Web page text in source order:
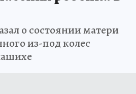
о состоянии матери
из-под колес